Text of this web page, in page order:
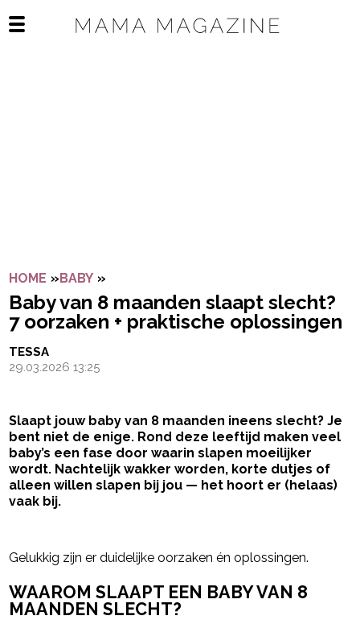
Open het mobiele menu
HOME »BABY »
Baby van 8 maanden slaapt slecht?
7 oorzaken + praktische oplossingen
TESSA
29.03.2026 13:25
Slaapt jouw baby van 8 maanden ineens slecht? Je
bent niet de enige. Rond deze leeftijd maken veel
baby’s een fase door waarin slapen moeilijker
wordt. Nachtelijk wakker worden, korte dutjes of
alleen willen slapen bij jou — het hoort er (helaas)
vaak bij.
Gelukkig zijn er duidelijke oorzaken én oplossingen.
WAAROM SLAAPT EEN BABY VAN 8
MAANDEN SLECHT?